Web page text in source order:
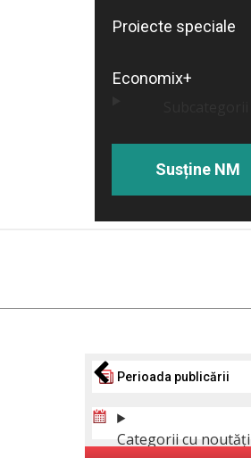
Proiecte speciale
Economix+
Susține NM
Perioada publicării
Categorii cu noutăți